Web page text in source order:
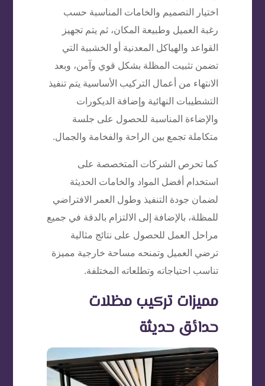
اختيار التصميم والخامات المناسبة حسب
رغبة العميل وطبيعة المكان، ثم يتم تجهيز
القواعد والهياكل المعدنية أو الخشبية التي
تضمن تثبيت المظلة بشكل قوي وآمن، وبعد
الانتهاء من أعمال التركيب الأساسية يتم تنفيذ
التشطيبات النهائية وإضافة الديكورات
والإضاءة المناسبة للحصول على جلسة
متكاملة تجمع بين الراحة والفخامة والجمال.
كما تحرص الشركات المتخصصة على
استخدام أفضل المواد والخامات الحديثة
لضمان جودة التنفيذ وطول العمر الافتراضي
للمظلة، بالإضافة إلى الالتزام بالدقة في جميع
مراحل العمل للحصول على نتائج مثالية
ترضي العميل وتمنحه مساحة خارجية مميزة
تناسب احتياجاته وتطلعاته المختلفة.
مميزات تركيب مظلات
حدائق حديثة